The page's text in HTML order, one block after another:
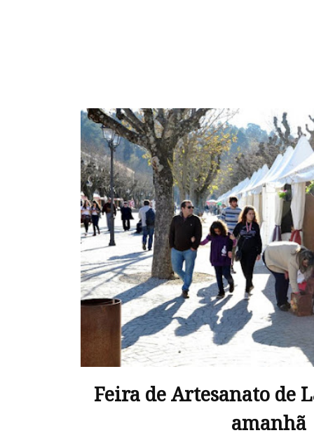
Feira de Artesanato de
amanhã